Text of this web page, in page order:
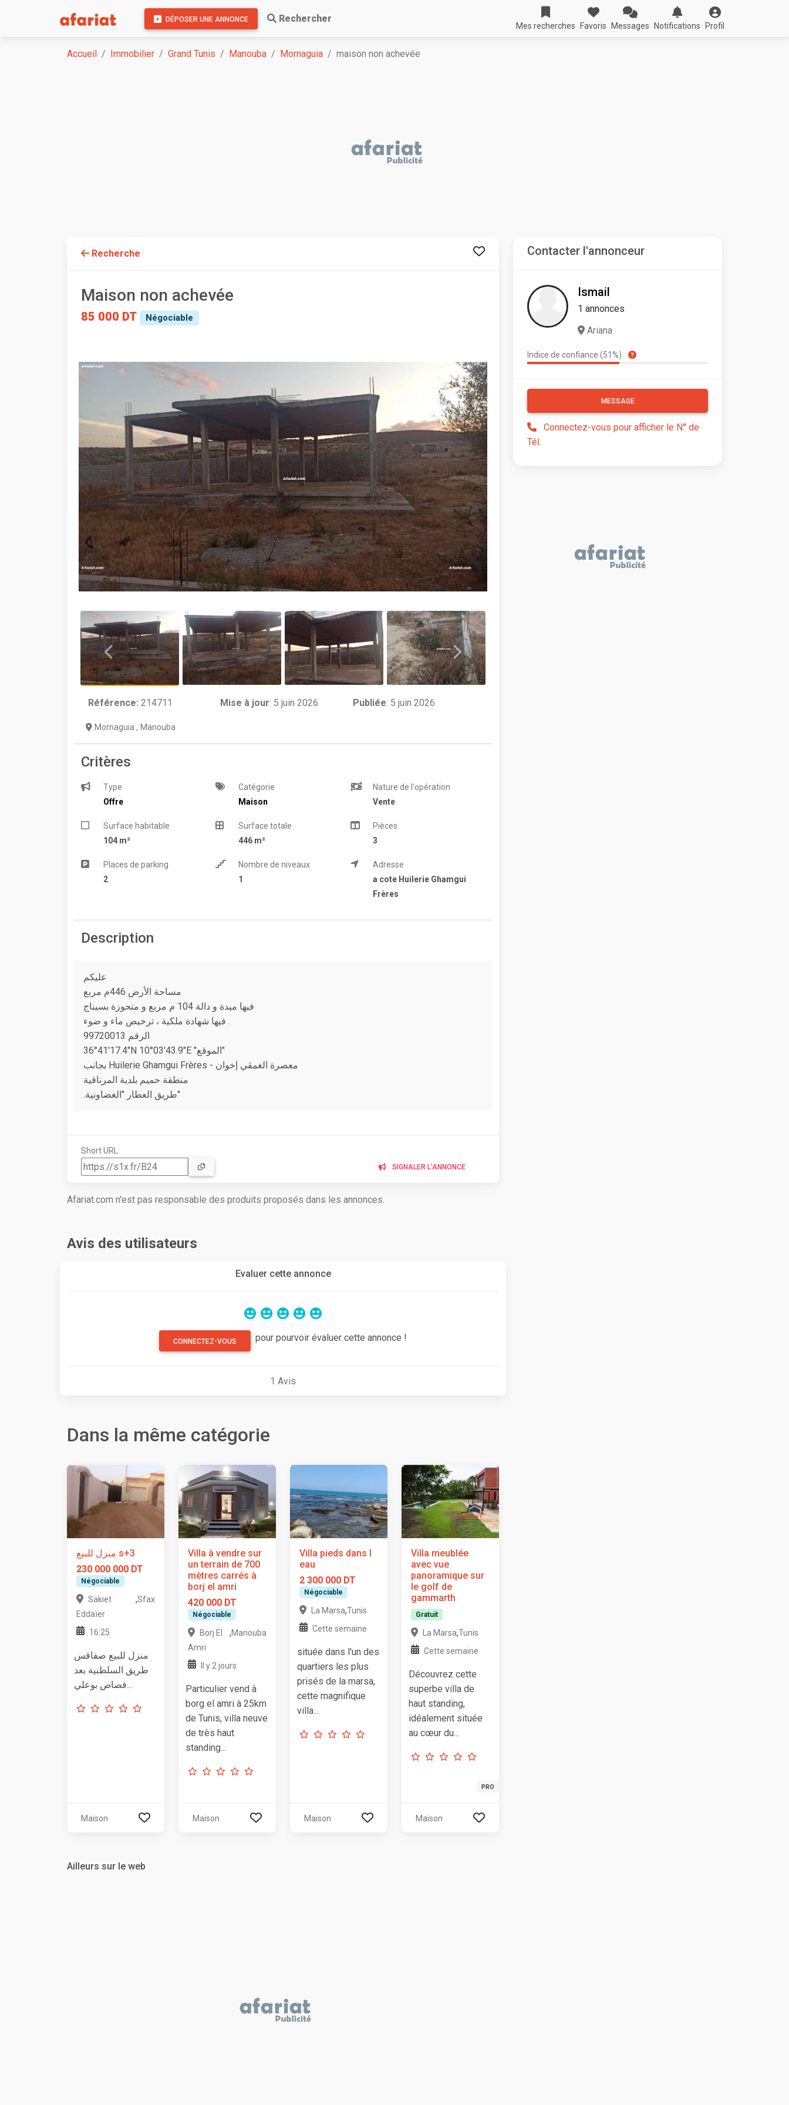
DÉPOSER UNE ANNONCE Rechercher
Mes recherches Favoris Messages Notifications Profil
Accueil Immobilier Grand Tunis Manouba Mornaguia maison non achevée
Recherche
Maison non achevée
85 000 DT Négociable
Référence: 214711 Mise à jour: 5 juin 2026 Publiée: 5 juin 2026
Mornaguia , Manouba
Critères
Type
Offre
Catégorie
Maison
Nature de l'opération
Vente
Surface habitable
104 m²
Surface totale
446 m²
Pièces
3
Places de parking
2
Nombre de niveaux
1
Adresse
a cote Huilerie Ghamgui
Frères
Description
عليكم
مساحة الأرض 446م مربع
فيها ميدة و دالة 104 م مربع و متحوزة بسيناج
فيها شهادة ملكية ، ترخيص ماء و ضوء .
الرقم 99720013
36°41'17.4"N 10°03'43.9"E "الموقع"
بجانب Huilerie Ghamgui Frères - معصرة الغمڨي إخوان
منطقة حميم بلدية المرناقية
.طريق العطار "الغضاونية"
Short URL:
SIGNALER L'ANNONCE
Afariat.com n'est pas responsable des produits proposés dans les annonces.
Avis des utilisateurs
Evaluer cette annonce
CONNECTEZ-VOUS pour pourvoir évaluer cette annonce !
1 Avis
Dans la même catégorie
منزل للبيع s+3
230 000 000 DT
Négociable
Sakiet
Eddaïer
,Sfax
16:25
منزل للبيع صفاقس
طريق السلطنية بعد
قصاص بوعلي...
Maison
Villa à vendre sur
un terrain de 700
mètres carrés à
borj el amri
420 000 DT
Négociable
Borj El
Amri
,Manouba
Il y 2 jours
Particulier vend à
borg el amri à 25km
de Tunis, villa neuve
de très haut
standing...
Maison
Villa pieds dans l
eau
2 300 000 DT
Négociable
La Marsa,Tunis
Cette semaine
située dans l'un des
quartiers les plus
prisés de la marsa,
cette magnifique
villa...
Maison
Villa meublée
avec vue
panoramique sur
le golf de
gammarth
Gratuit
La Marsa,Tunis
Cette semaine
Découvrez cette
superbe villa de
haut standing,
idéalement située
au cœur du...
PRO
Maison
Ailleurs sur le web
Contacter l'annonceur
Ismail
1 annonces
Ariana
Indice de confiance (51%)
MESSAGE
Connectez-vous pour afficher le N° de
Tél.